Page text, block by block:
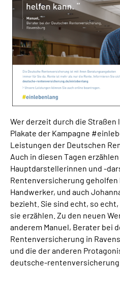
Inhalte in
Leichte Sprache
Mein
Wer derzeit durch die
Plakate der Kampagne
Leistungen der Deutschen
Auch in diesen Tagen
Hauptdarstellerinnen und -
Rentenversicherung
Handwerker, und auch
bezieht. Sie sind echt, so
sie erzählen. Zu den neuen
anderem Manuel, Berater bei
Rentenversicherung in
und die der anderen
deutsche-